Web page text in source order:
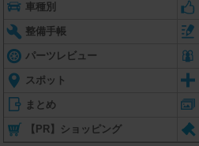
車種別
整備手帳
パーツレビュー
スポット
まとめ
【PR】ショッピング